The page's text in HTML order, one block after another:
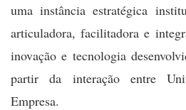
uma instância estratégica
articuladora, facilitadora e
inovação e tecnologia
partir da interação entre
Empresa.